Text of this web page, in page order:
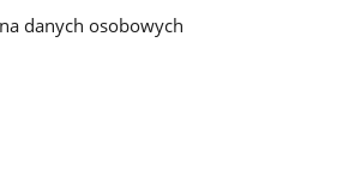
danych osobowych